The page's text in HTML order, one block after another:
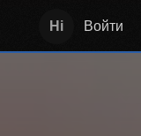
Войти